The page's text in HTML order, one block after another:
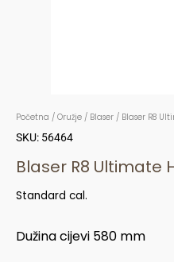
Početna / Oružje / Blaser / Blaser R8
SKU: 56464
Blaser R8 Ultimate
Standard cal.
Dužina cijevi 580 mm